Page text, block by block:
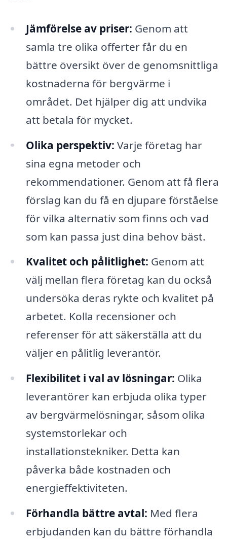
Jämförelse av priser: Genom att
samla tre olika offerter får du en
bättre översikt över de genomsnittliga
kostnaderna för bergvärme i
området. Det hjälper dig att undvika
att betala för mycket.
Olika perspektiv: Varje företag har
sina egna metoder och
rekommendationer. Genom att få flera
förslag kan du få en djupare förståelse
för vilka alternativ som finns och vad
som kan passa just dina behov bäst.
Kvalitet och pålitlighet: Genom att
välj mellan flera företag kan du också
undersöka deras rykte och kvalitet på
arbetet. Kolla recensioner och
referenser för att säkerställa att du
väljer en pålitlig leverantör.
Flexibilitet i val av lösningar: Olika
leverantörer kan erbjuda olika typer
av bergvärmelösningar, såsom olika
systemstorlekar och
installationstekniker. Detta kan
påverka både kostnaden och
energieffektiviteten.
Förhandla bättre avtal: Med flera
erbjudanden kan du bättre förhandla